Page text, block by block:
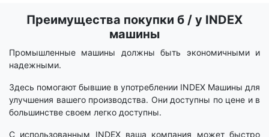
СрокПреимущества покупки б / у INDEX
машины
Промышленные машины должны быть экономичными и
надежными.
Здесь помогают бывшие в употреблении INDEX Машины для
улучшения вашего производства. Они доступны по цене и в
большинстве своем легко доступны.
С использованным INDEX ваша компания может быстро